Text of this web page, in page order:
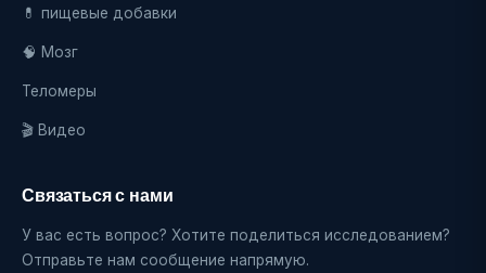
💊 пищевые добавки
🧠 Мозг
Теломеры
🎬 Видео
Связаться с нами
У вас есть вопрос? Хотите поделиться исследованием?
Отправьте нам сообщение напрямую.